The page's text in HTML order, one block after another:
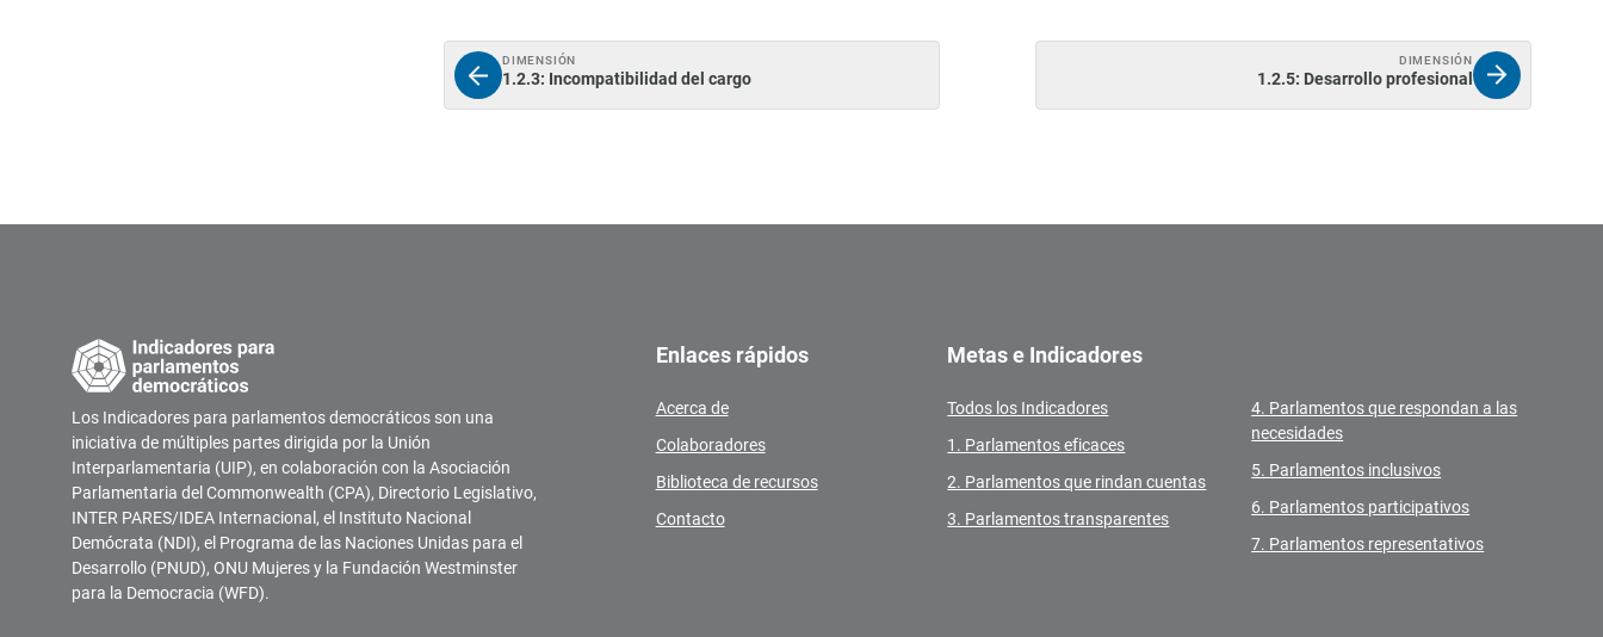
DIMENSIÓN
1.2.3: Incompatibilidad del cargo
DIMENSIÓN
1.2.5: Desarrollo profesional
Los Indicadores para parlamentos democráticos son una
iniciativa de múltiples partes dirigida por la Unión
Interparlamentaria (UIP), en colaboración con la Asociación
Parlamentaria del Commonwealth (CPA), Directorio Legislativo,
INTER PARES/IDEA Internacional, el Instituto Nacional
Demócrata (NDI), el Programa de las Naciones Unidas para el
Desarrollo (PNUD), ONU Mujeres y la Fundación Westminster
para la Democracia (WFD).
Enlaces rápidos
Acerca de
Colaboradores
Biblioteca de recursos
Contacto
Metas e Indicadores
Todos los Indicadores
1. Parlamentos eficaces
2. Parlamentos que rindan cuentas
3. Parlamentos transparentes
4. Parlamentos que respondan a las
necesidades
5. Parlamentos inclusivos
6. Parlamentos participativos
7. Parlamentos representativos